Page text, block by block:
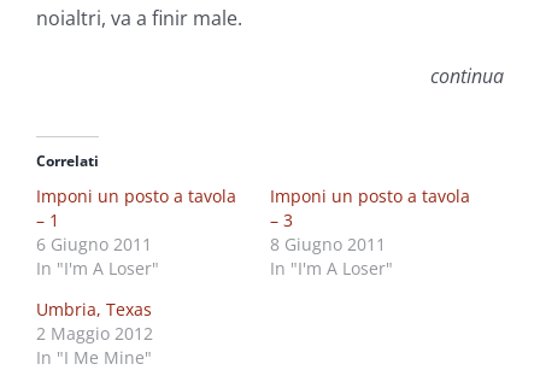
noialtri, va a finir male.
continua
Correlati
Imponi un posto a tavola
– 1
6 Giugno 2011
In "I'm A Loser"
Imponi un posto a tavola
– 3
8 Giugno 2011
In "I'm A Loser"
Umbria, Texas
2 Maggio 2012
In "I Me Mine"